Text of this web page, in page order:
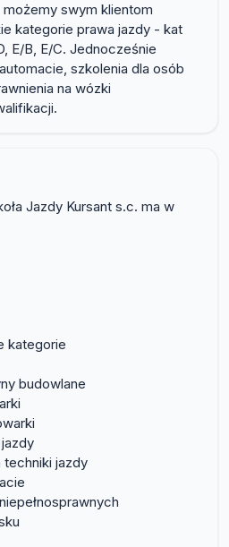
swym klientom
kategorie prawa jazdy - kat
E/B, E/C. Jednocześnie
szkolenia dla osób
na wózki
Jazdy Kursant s.c. ma w
kategorie
budowlane
techniki jazdy